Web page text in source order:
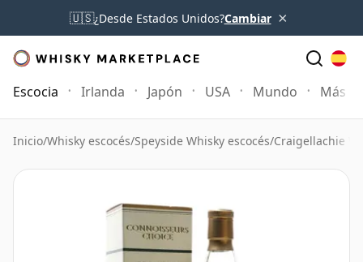
🇺🇸¿Desde Estados Unidos?Cambiar ×
Escocia Irlanda Japón USA Mundo Más
Inicio/Whisky escocés/Speyside Whisky escocés/Craigellachie